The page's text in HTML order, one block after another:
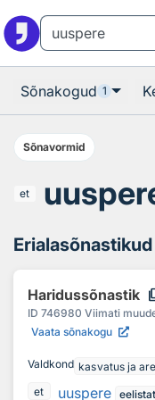
Sõnakogud 1
Sõnavormid
et
Erialasõnastikud
Haridussõnastik
ID 746980 Viimati
Vaata sõnakogu
Valdkond kasvatus ja
et
uuspere